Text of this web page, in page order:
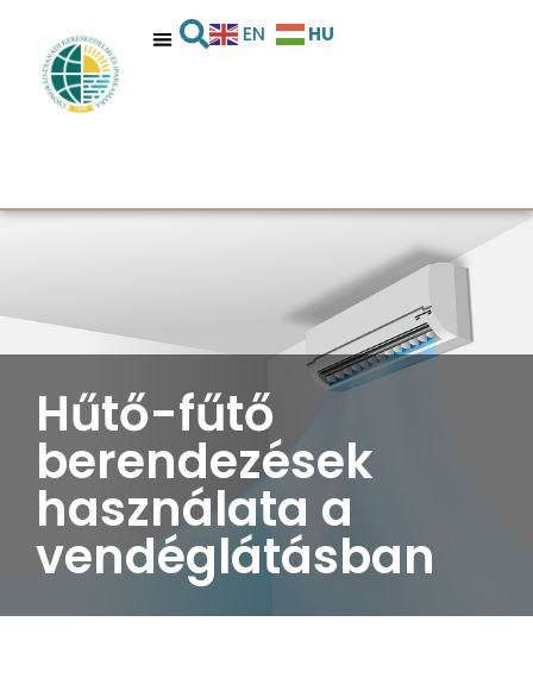
EN HU
Hűtő-fűtő
berendezések
használata a
vendéglátásban